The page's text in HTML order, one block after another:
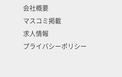
会社概要
マスコミ掲載
求人情報
プライバシーポリシー